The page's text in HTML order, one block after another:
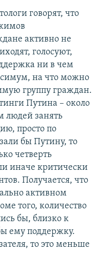
говорят, что
активно не
голосуют,
ни в чем
на что можно
группу граждан.
Путина – около
людей занять
просто по
бы Путину, то
четверть
иначе критически
Получается, что
активном
того, количество
бы, близко к
ему поддержку.
то это меньше